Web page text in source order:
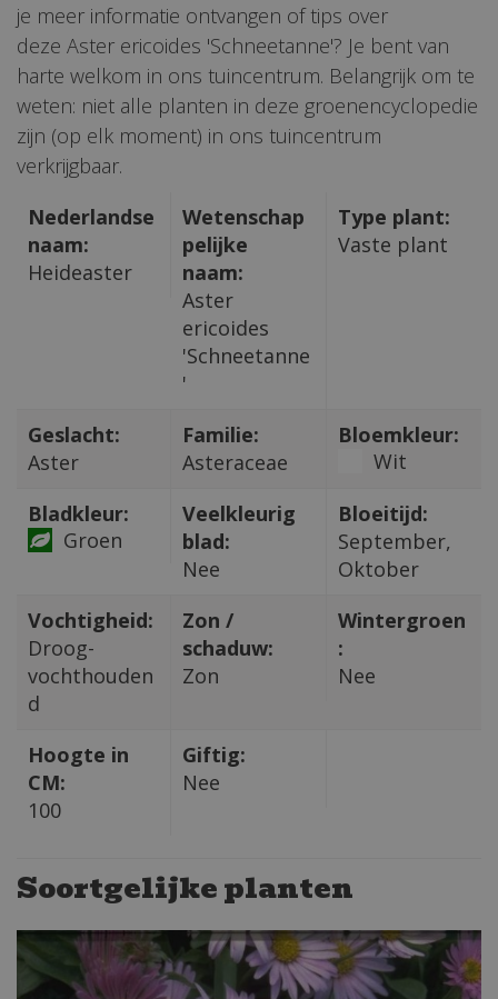
je meer informatie ontvangen of tips over
deze Aster ericoides 'Schneetanne'? Je bent van
harte welkom in ons tuincentrum. Belangrijk om te
weten: niet alle planten in deze groenencyclopedie
zijn (op elk moment) in ons tuincentrum
verkrijgbaar.
Nederlandse
naam:
Heideaster
Wetenschap
pelijke
naam:
Aster
ericoides
'Schneetanne
'
Type plant:
Vaste plant
Geslacht:
Aster
Familie:
Asteraceae
Bloemkleur:
Wit
Bladkleur:
Groen
Veelkleurig
blad:
Nee
Bloeitijd:
September,
Oktober
Vochtigheid:
Droog-
vochthouden
d
Zon /
schaduw:
Zon
Wintergroen
:
Nee
Hoogte in
CM:
100
Giftig:
Nee
Soortgelijke planten